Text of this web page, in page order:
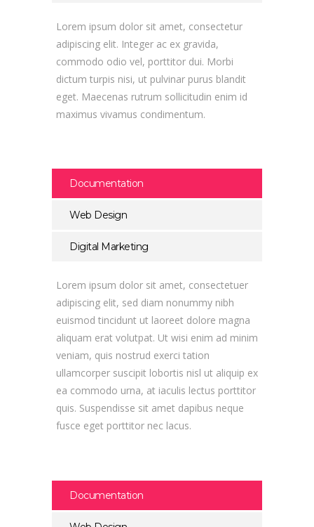
Lorem ipsum dolor sit amet, consectetur
adipiscing elit. Integer ac ex gravida,
commodo odio vel, porttitor dui. Morbi
dictum turpis nisi, ut pulvinar purus blandit
eget. Maecenas rutrum sollicitudin enim id
maximus vivamus condimentum.
Documentation
Web Design
Digital Marketing
Lorem ipsum dolor sit amet, consectetuer
adipiscing elit, sed diam nonummy nibh
euismod tincidunt ut laoreet dolore magna
aliquam erat volutpat. Ut wisi enim ad minim
veniam, quis nostrud exerci tation
ullamcorper suscipit lobortis nisl ut aliquip ex
ea commodo urna, at iaculis lectus porttitor
quis. Suspendisse sit amet dapibus neque
fusce eget porttitor nec lacus.
Documentation